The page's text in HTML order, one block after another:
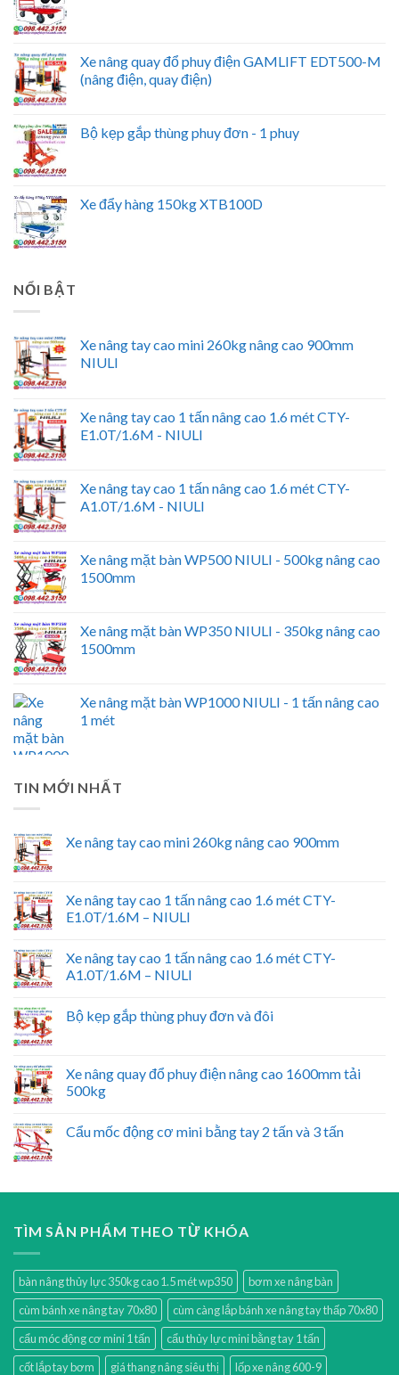
Xe nâng quay đổ phuy điện GAMLIFT EDT500-M
(nâng điện, quay điện)
Bộ kẹp gắp thùng phuy đơn - 1 phuy
Xe đẩy hàng 150kg XTB100D
NỔI BẬT
Xe nâng tay cao mini 260kg nâng cao 900mm
NIULI
Xe nâng tay cao 1 tấn nâng cao 1.6 mét CTY-
E1.0T/1.6M - NIULI
Xe nâng tay cao 1 tấn nâng cao 1.6 mét CTY-
A1.0T/1.6M - NIULI
Xe nâng mặt bàn WP500 NIULI - 500kg nâng cao
1500mm
Xe nâng mặt bàn WP350 NIULI - 350kg nâng cao
1500mm
Xe nâng mặt bàn WP1000 NIULI - 1 tấn nâng cao
1 mét
TIN MỚI NHẤT
Xe nâng tay cao mini 260kg nâng cao 900mm
Xe nâng tay cao 1 tấn nâng cao 1.6 mét CTY-
E1.0T/1.6M – NIULI
Xe nâng tay cao 1 tấn nâng cao 1.6 mét CTY-
A1.0T/1.6M – NIULI
Bộ kẹp gắp thùng phuy đơn và đôi
Xe nâng quay đổ phuy điện nâng cao 1600mm tải
500kg
Cẩu mốc động cơ mini bằng tay 2 tấn và 3 tấn
TÌM SẢN PHẨM THEO TỪ KHÓA
bàn nâng thủy lực 350kg cao 1.5 mét wp350
bơm xe nâng bàn
cùm bánh xe nâng tay 70x80
cùm càng lắp bánh xe nâng tay thấp 70x80
cẩu móc động cơ mini 1 tấn
cẩu thủy lực mini bằng tay 1 tấn
cốt lắp tay bơm
giá thang nâng siêu thị
lốp xe nâng 600-9